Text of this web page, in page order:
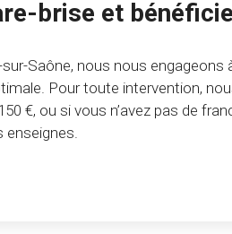
brise et
Saône, nous nous
Pour toute intervention,
€, ou si vous n’avez pas de